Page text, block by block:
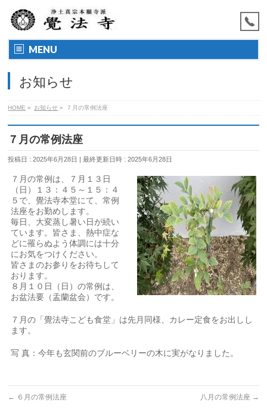
MENU
お知らせ
HOME » お知らせ » ７月の常例法座
７月の常例法座
投稿日 : 2025年6月28日 最終更新日時 : 2025年6月28日
７月の常例は、７月１３日
（日）１３：４５～１５：４
５で、覺法寺本堂にて、常例
法座をお勤めします。
毎日、大変蒸し暑い日が続い
ています。皆さま、熱中症な
どに罹らぬよう体調には十分
にお気をつけください。
皆さまのお参りをお待ちして
おります。
８月１０日（日）の常例は、
お盆法要（盂蘭盆会）です。
７月の「覺法寺こども食堂」は先月同様、カレー定食をお出しし
ます。
写 真：今年も玄関前のブルーベリーの木に実がなりました。
← ６月の常例法座 八月の常例法座 →